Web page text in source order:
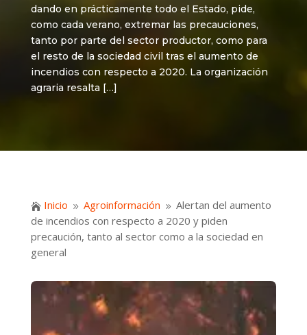
dando en prácticamente todo el Estado, pide,
como cada verano, extremar las precauciones,
tanto por parte del sector productor, como para
el resto de la sociedad civil tras el aumento de
incendios con respecto a 2020. La organización
agraria resalta […]
 Inicio 9 Agroinformación 9 Alertan del aumento
de incendios con respecto a 2020 y piden
precaución, tanto al sector como a la sociedad en
general